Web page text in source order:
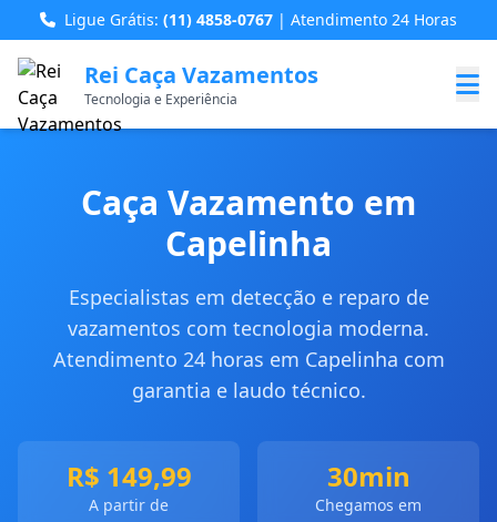
Ligue Grátis: (11) 4858-0767 | Atendimento 24 Horas
Rei Caça Vazamentos
Tecnologia e Experiência
Caça Vazamento em
Capelinha
Especialistas em detecção e reparo de
vazamentos com tecnologia moderna.
Atendimento 24 horas em Capelinha com
garantia e laudo técnico.
R$ 149,99
A partir de
30min
Chegamos em